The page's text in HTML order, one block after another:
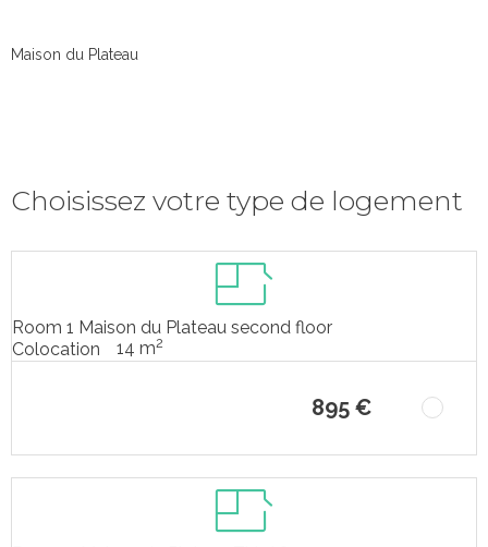
Maison du Plateau
Choisissez votre type de logement
Room 1 Maison du Plateau second floor
Colocation
14 m2
895 €